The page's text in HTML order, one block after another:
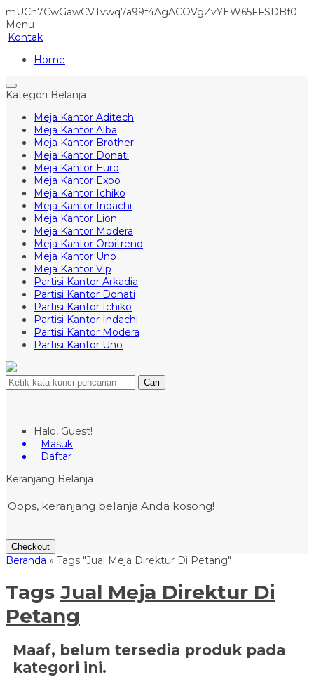
mUCn7CwGawCVTvwq7a99f4AgACOVgZvYEW65FFSDBf0
Menu
Kontak
Home
Kategori Belanja
Meja Kantor Aditech
Meja Kantor Alba
Meja Kantor Brother
Meja Kantor Donati
Meja Kantor Euro
Meja Kantor Expo
Meja Kantor Ichiko
Meja Kantor Indachi
Meja Kantor Lion
Meja Kantor Modera
Meja Kantor Orbitrend
Meja Kantor Uno
Meja Kantor Vip
Partisi Kantor Arkadia
Partisi Kantor Donati
Partisi Kantor Ichiko
Partisi Kantor Indachi
Partisi Kantor Modera
Partisi Kantor Uno
Cari
Halo, Guest!
Masuk
Daftar
Keranjang Belanja
Oops, keranjang belanja Anda kosong!
Checkout
Beranda » Tags "Jual Meja Direktur Di Petang"
Tags Jual Meja Direktur Di
Petang
Maaf, belum tersedia produk pada
kategori ini.